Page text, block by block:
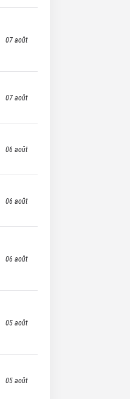
07 août
07 août
06 août
06 août
06 août
05 août
05 août